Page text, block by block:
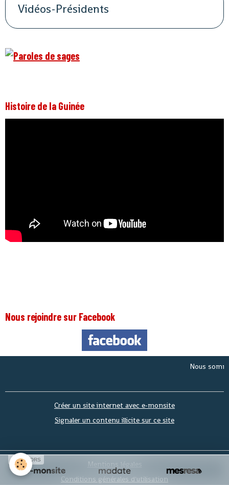
Vidéos-Présidents
Histoire de la Guinée
Nous rejoindre sur Facebook
Nous sommes le
Créer un site internet avec e-monsite
Signaler un contenu illicite sur ce site
Mentions légales
Conditions générales d'utilisation
SPONSORS